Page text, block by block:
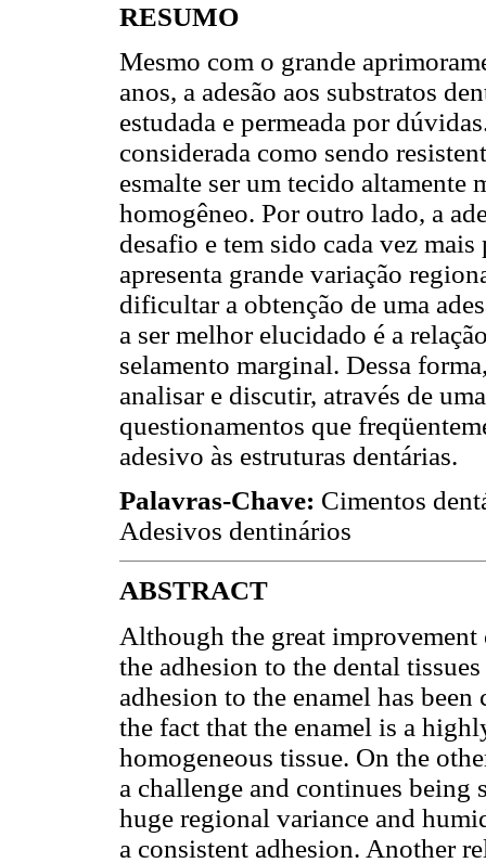
RESUMO
Mesmo com o grande
anos, a adesão aos substratos
estudada e permeada por
considerada como sendo
esmalte ser um tecido
homogêneo. Por outro lado, a
desafio e tem sido cada vez
apresenta grande variação
dificultar a obtenção de uma
a ser melhor elucidado é a
selamento marginal. Dessa
analisar e discutir, através de
questionamentos que
adesivo às estruturas dentárias.
Palavras-Chave: Cimentos
Adesivos dentinários
ABSTRACT
Although the great improvement
the adhesion to the dental
adhesion to the enamel has
the fact that the enamel is a
homogeneous tissue. On the
a challenge and continues being
huge regional variance and
a consistent adhesion. Another